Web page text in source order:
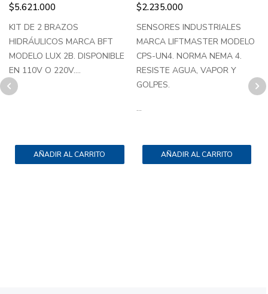
$5.621.000
KIT DE 2 BRAZOS
HIDRÁULICOS MARCA BFT
MODELO LUX 2B. DISPONIBLE
EN 110V O 220V....
AÑADIR AL CARRITO
$2.235.000
SENSORES INDUSTRIALES
MARCA LIFTMASTER MODELO
CPS-UN4. NORMA NEMA 4.
RESISTE AGUA, VAPOR Y
GOLPES.
...
AÑADIR AL CARRITO